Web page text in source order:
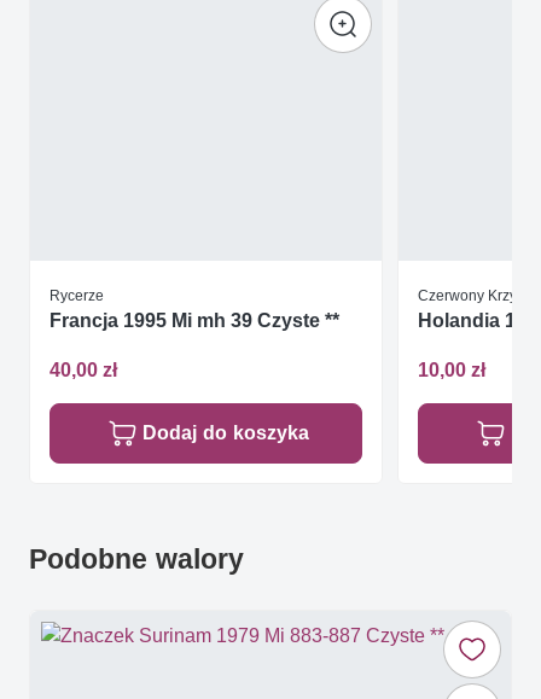
Rycerze
Francja 1995 Mi mh 39 Czyste **
40,00 zł
Dodaj do koszyka
Czerwony Krzyż
Holandia
10,00 zł
Podobne walory